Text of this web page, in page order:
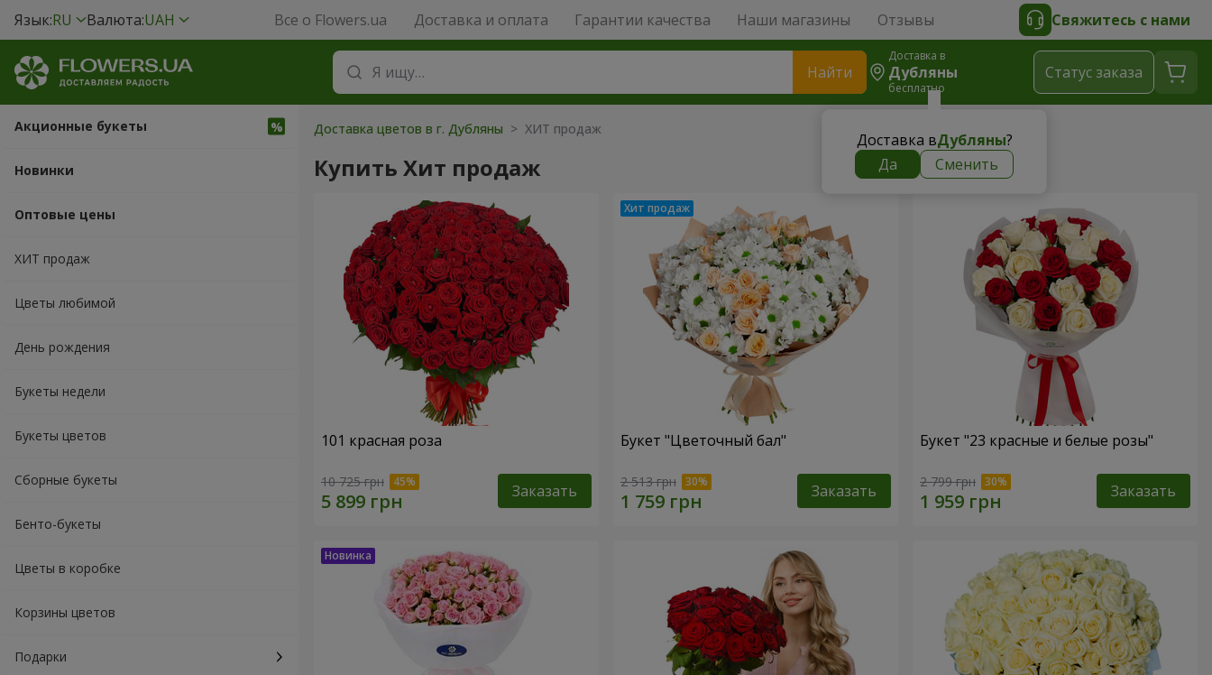
Язык:RU Валюта:UAH Все о Flowers.ua Доставка и оплата Гарантии качества Наши магазины Отзывы Свяжитесь с нами
Найти
Доставка в
Дубляны
бесплатно
Доставка вДубляны?
Да
Сменить
Cтатус заказа
Акционные букеты
Новинки
Оптовые цены
ХИТ продаж
Цветы любимой
День рождения
Букеты недели
Букеты цветов
Сборные букеты
Бенто-букеты
Цветы в коробке
Корзины цветов
Подарки
Доставка цветов в г. Дубляны > ХИТ продаж
Купить Хит продаж
101 красная роза
10 725 грн Заказать
Букет "Цветочный бал"
2 513 грн Заказать
Букет "23 красные и белые розы"
2 799 грн Заказать